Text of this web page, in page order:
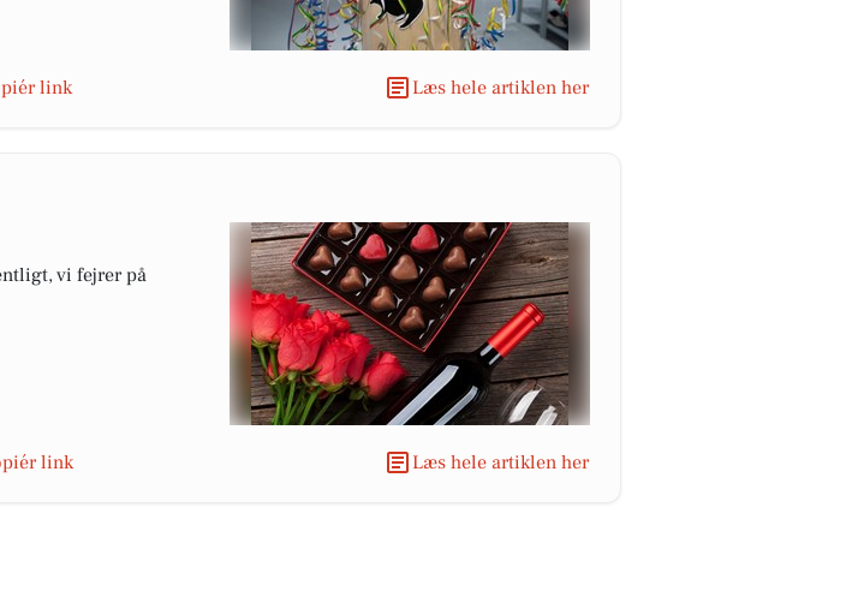
link Læs hele artiklen her
vi fejrer på
link Læs hele artiklen her